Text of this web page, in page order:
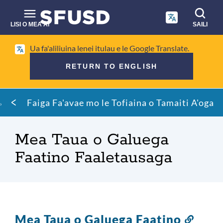
anotusi
autū
LISI O MEA'AI SAILI
Su'ega
o
le
upega
tafa'ilagi
Ua fa'aliliuina lenei itulau e le Google Translate.
RETURN TO ENGLISH
Paluga
falaoa
Faiga Fa'avae mo le Tofiaina o Tamaiti A'oga
Mea Taua o Galuega
Faatino Faaletausaga
Mea Taua o Galuega Faatino